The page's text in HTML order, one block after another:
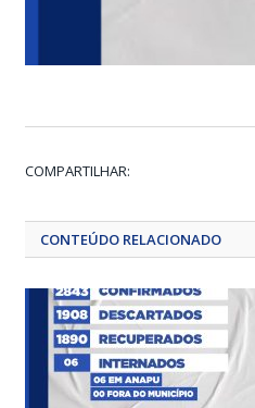
COMPARTILHAR:
CONTEÚDO RELACIONADO